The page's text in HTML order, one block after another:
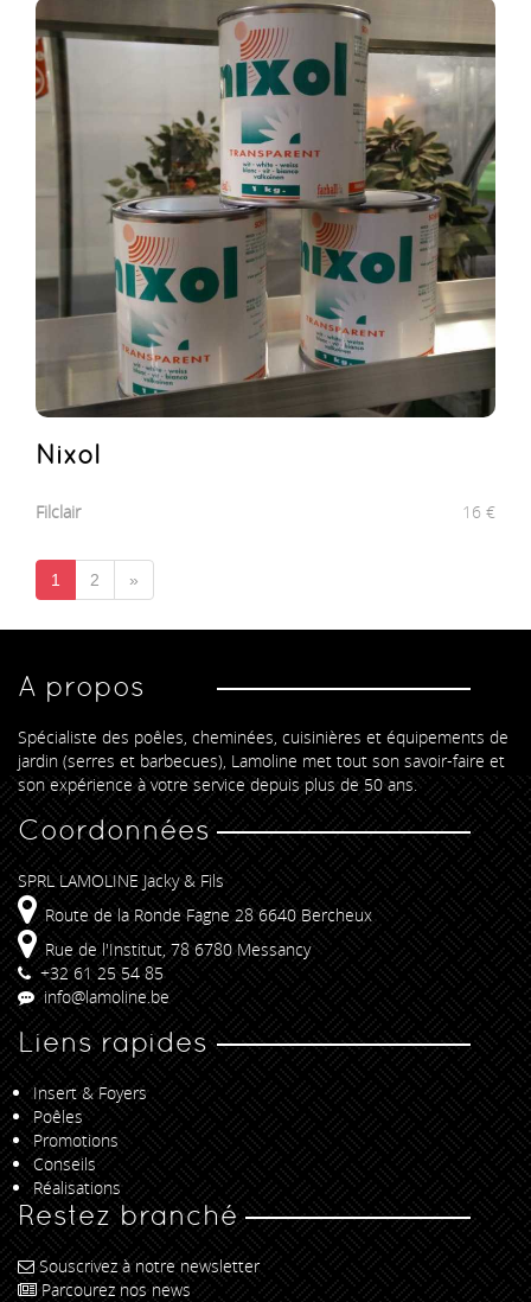
Nixol
Filclair 16 €
1 2 »
A propos
Spécialiste des poêles, cheminées, cuisinières et équipements de
jardin (serres et barbecues), Lamoline met tout son savoir-faire et
son expérience à votre service depuis plus de 50 ans.
Coordonnées
SPRL LAMOLINE Jacky & Fils
Route de la Ronde Fagne 28 6640 Bercheux
Rue de l'Institut, 78 6780 Messancy
+32 61 25 54 85
info@lamoline.be
Liens rapides
Insert & Foyers
Poêles
Promotions
Conseils
Réalisations
Restez branché
Souscrivez à notre newsletter
Parcourez nos news